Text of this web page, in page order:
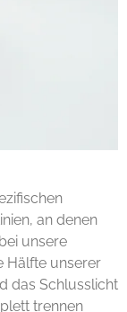
an denen
unsere
Hälfte unserer
das Schlusslicht
trennen